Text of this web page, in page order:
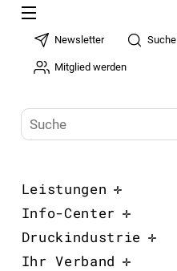
Newsletter Suche
Mitglied werden
Leistungen
Info-Center
Druckindustrie
Ihr Verband